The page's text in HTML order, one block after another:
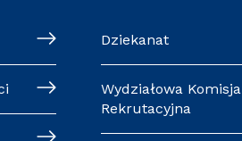
Dziekanat
Wydziałowa Komisja
Rekrutacyjna